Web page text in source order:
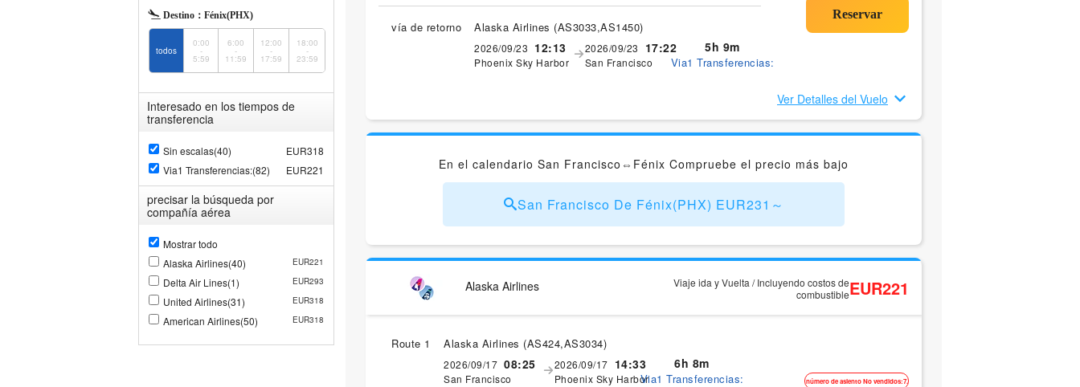
Destino： Fénix(PHX)
todos
0:00
-
5:59
6:00
-
11:59
12:00
-
17:59
18:00
-
23:59
Interesado en los tiempos de
transferencia
Sin escalas(40)
EUR318
Via1 Transferencias:(82)
EUR221
precisar la búsqueda por
compañía aérea
Mostrar todo
Alaska Airlines(40)
EUR221
Delta Air Lines(1) EUR293
United Airlines(31) EUR318
American Airlines(50) EUR318
vía de retorno Alaska Airlines (AS3033,AS1450)
2026/09/23 12:13
Phoenix Sky Harbor
2026/09/23 17:22
San Francisco
5h 9m
Via1 Transferencias:
Ver Detalles del Vuelo
En el calendario San Francisco⇔Fénix Compruebe el precio más bajo
San Francisco De Fénix(PHX) EUR231～
Alaska Airlines
Viaje ida y Vuelta / Incluyendo costos de
combustibleEUR221
Route 1 Alaska Airlines (AS424,AS3034)
2026/09/17 08:25
San Francisco
2026/09/17 14:33
Phoenix Sky Harbor
6h 8m
Via1 Transferencias: número de asiento No vendidos:7.